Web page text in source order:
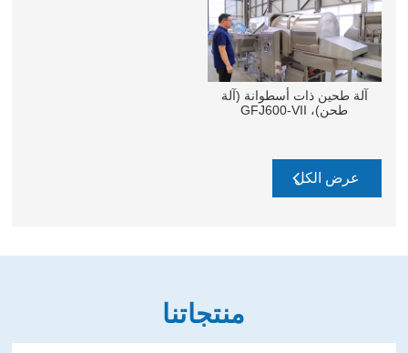
آلة طحين ذات أسطوانة (آلة
طحن)، GFJ600-VII
عرض الكل
منتجاتنا